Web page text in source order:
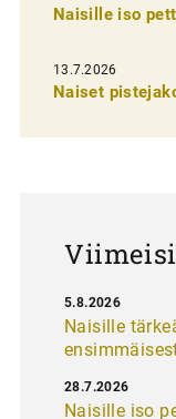
n
e
Naisille iso
13.7.2026
Naiset
Naisille
5.8.2026
Naisille iso
28.7.2026